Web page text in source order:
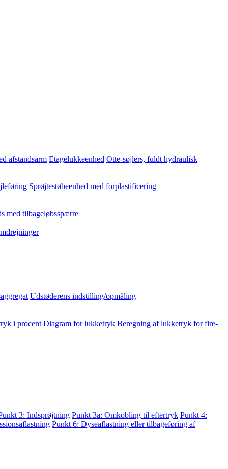
afstandsarm Etagelukkeenhed Otte-søjlers, fuldt hydraulisk
Sprøjtestøbeenhed med forplastificering
med tilbageløbsspærre
Udstøderens indstilling/opmåling
i procent Diagram for lukketryk Beregning af lukketryk for fire-
3: Indsprøjtning Punkt 3a: Omkobling til eftertryk Punkt 4:
Punkt 6: Dyseaflastning eller tilbageføring af